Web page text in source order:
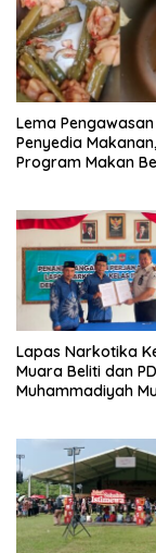
Lema
Penyedia
Program Makan
Lapas Narkotika
Muara Beliti dan PD
Muhammadiyah